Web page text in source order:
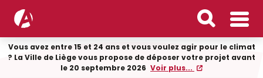
Vous avez entre 15 et 24 ans et vous voulez agir pour le climat
? La Ville de Liège vous propose de déposer votre projet avant
le 20 septembre 2026 Voir plus...